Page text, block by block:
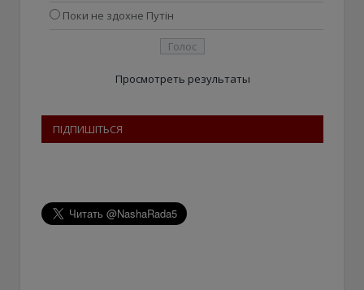
Поки не здохне Путін
Просмотреть результаты
ПІДПИШІТЬСЯ